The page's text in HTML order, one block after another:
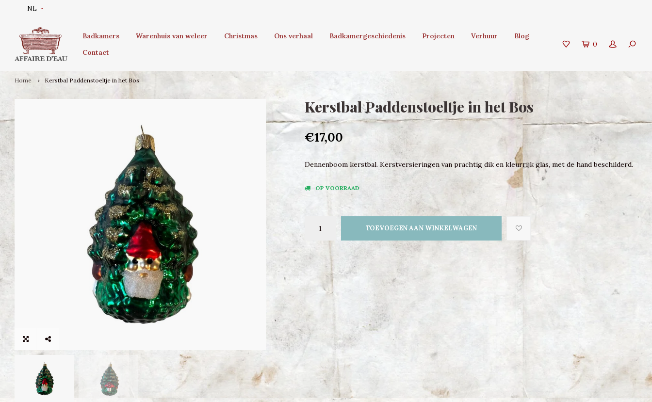
NL
Badkamers Warenhuis van weleer Christmas Ons verhaal Badkamergeschiedenis Projecten Verhuur
Blog
Contact
0
Home Kerstbal Paddenstoeltje in het Bos
Kerstbal Paddenstoeltje in het Bos
€17,00
Dennenboom kerstbal. Kerstversieringen van prachtig dik en kleurrijk glas, met de hand beschilderd.
OP VOORRAAD
TOEVOEGEN AAN WINKELWAGEN